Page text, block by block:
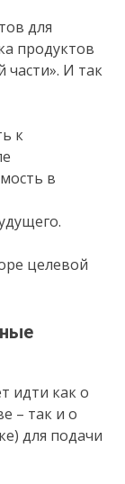
для
продуктов
И так
к
в
целевой
идти как о
– так и о
для подачи